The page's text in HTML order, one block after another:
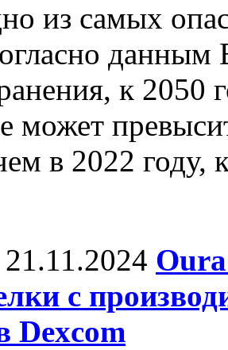
из самых
данным
к 2050
может
в 2022 году,
21.11.2024
с
Dexcom